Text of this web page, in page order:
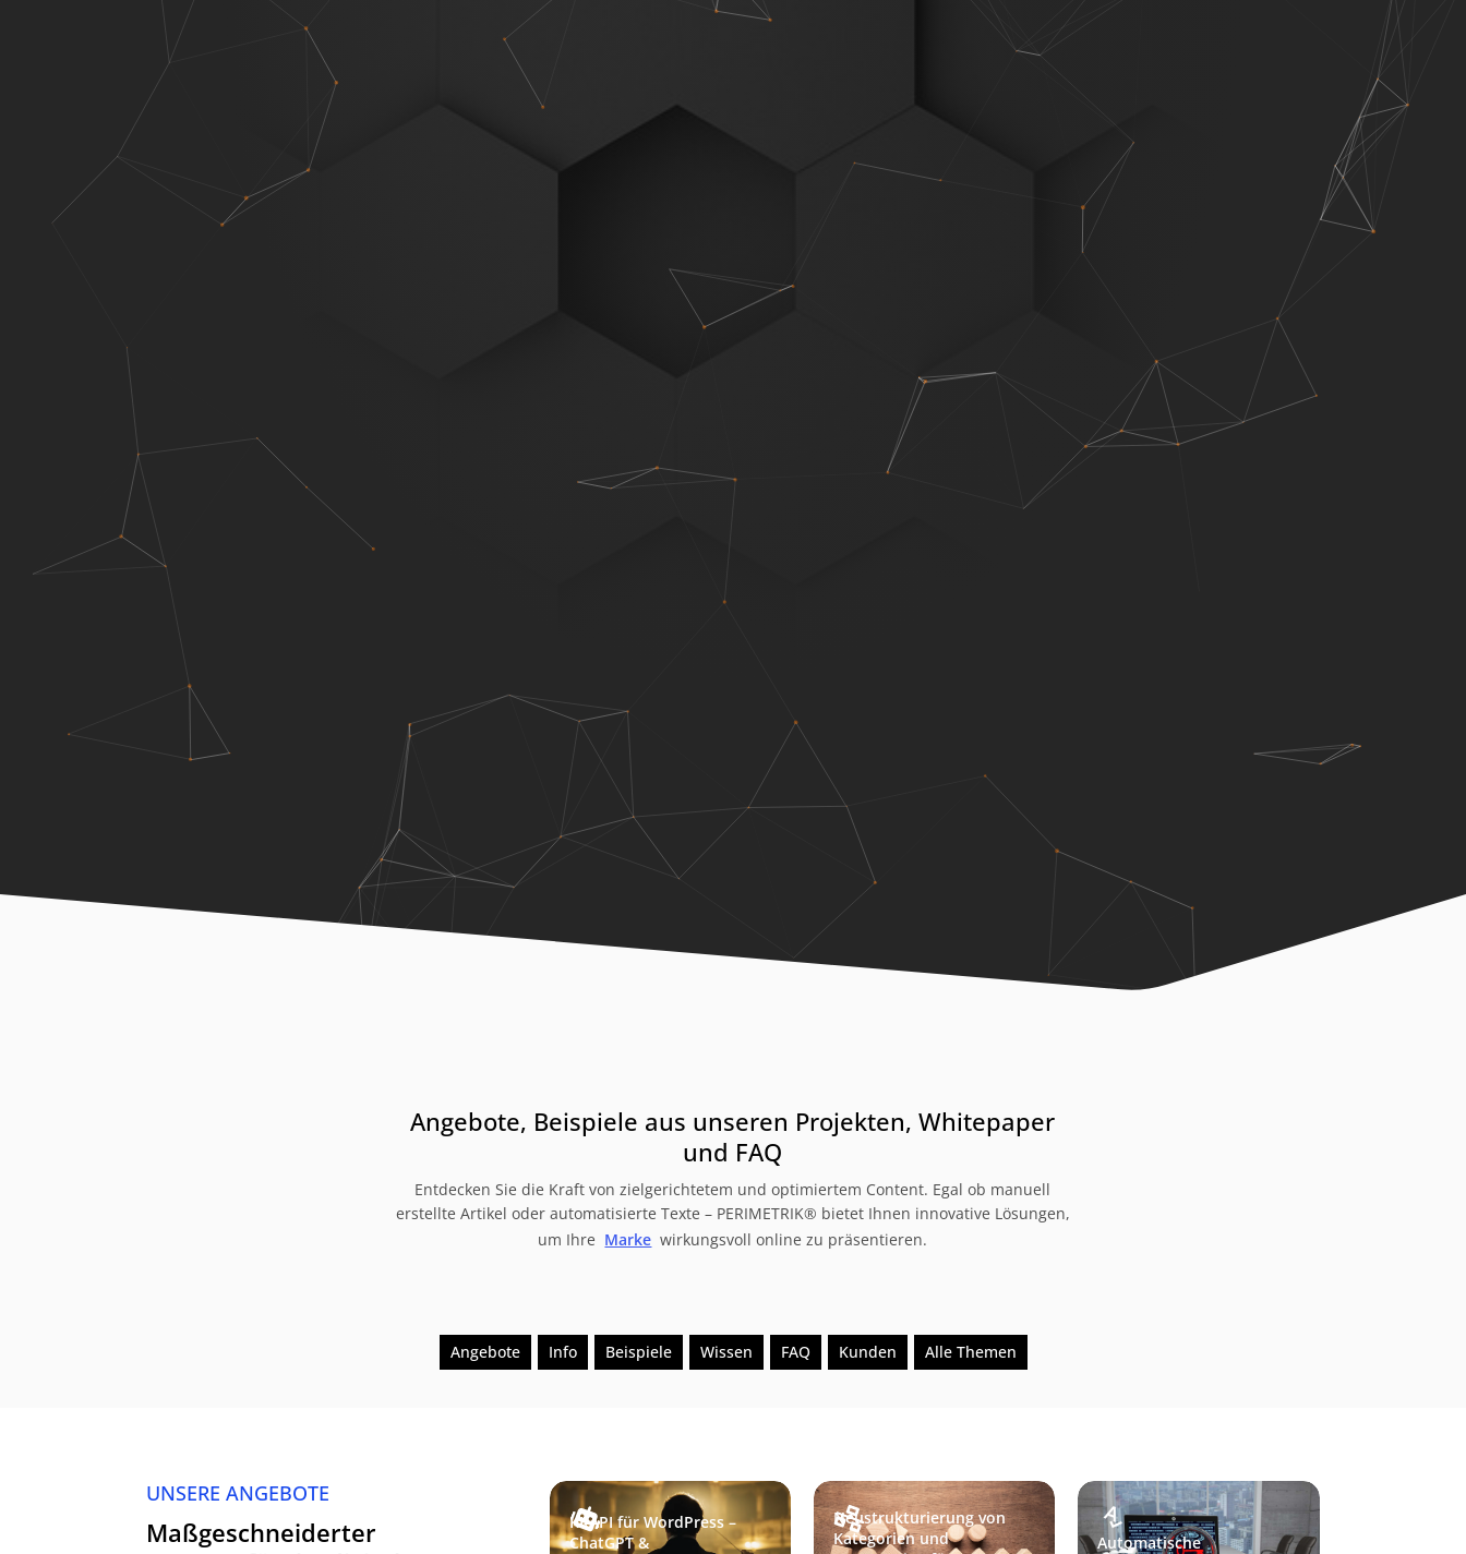
Angebote, Beispiele aus unseren Projekten, Whitepaper
und FAQ
Entdecken Sie die Kraft von zielgerichtetem und optimiertem Content. Egal ob manuell
erstellte Artikel oder automatisierte Texte – PERIMETRIK® bietet Ihnen innovative Lösungen,
um Ihre Marke wirkungsvoll online zu präsentieren.
Angebote Info Beispiele Wissen FAQ Kunden Alle Themen
UNSERE ANGEBOTE
Maßgeschneiderter
KI-API für WordPress –
ChatGPT &
Neustrukturierung von
Kategorien und
Automatische